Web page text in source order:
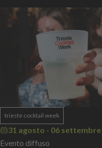
trieste cocktail week
31 agosto - 06 settembre
Evento diffuso